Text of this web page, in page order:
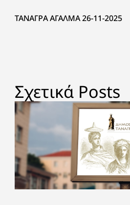
ΤΑΝΑΓΡΑ ΑΓΑΛΜΑ 26-11-2025
Σχετικά Posts